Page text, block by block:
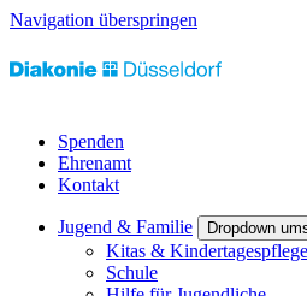
Navigation überspringen
Spenden
Ehrenamt
Kontakt
Jugend & Familie Dropdown
Kitas & Kindertagespflege
Schule